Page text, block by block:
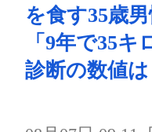
を食す35歳男
「9年で35
診断の数値は